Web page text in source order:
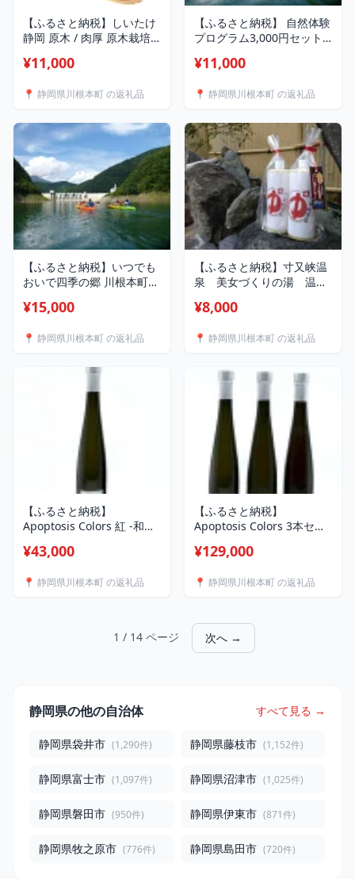
【ふるさと納税】しいたけ
静岡 原木 / 肉厚 原木栽培
¥11,000
📍 静岡県川根本町 の返礼品
【ふるさと納税】 自然体験
プログラム3,000円セット /
コティかわね いつでもおい
¥11,000
📍 静岡県川根本町 の返礼品
【ふるさと納税】いつでも
おいで四季の郷 川根本町セ
コツーリズム グリーンツー
根 川根本町
¥15,000
📍 静岡県川根本町 の返礼品
【ふるさと納税】寸又峡温
泉 美女づくりの湯 温泉
¥8,000
📍 静岡県川根本町 の返礼品
【ふるさと納税】
Apoptosis Colors 紅 -和紅
¥43,000
📍 静岡県川根本町 の返礼品
【ふるさと納税】
Apoptosis Colors 3本セッ
¥129,000
📍 静岡県川根本町 の返礼品
1 / 14 ページ 次へ →
静岡県の他の自治体 すべて見る →
静岡県袋井市 (1,290件) 静岡県藤枝市 (1,152件)
静岡県富士市 (1,097件) 静岡県沼津市 (1,025件)
静岡県磐田市 (950件) 静岡県伊東市 (871件)
静岡県牧之原市 (776件) 静岡県島田市 (720件)